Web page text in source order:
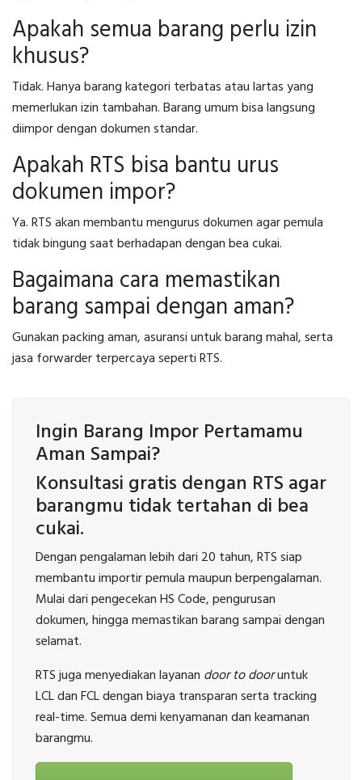
Apakah semua barang perlu izin
khusus?
Tidak. Hanya barang kategori terbatas atau lartas yang
memerlukan izin tambahan. Barang umum bisa langsung
diimpor dengan dokumen standar.
Apakah RTS bisa bantu urus
dokumen impor?
Ya. RTS akan membantu mengurus dokumen agar pemula
tidak bingung saat berhadapan dengan bea cukai.
Bagaimana cara memastikan
barang sampai dengan aman?
Gunakan packing aman, asuransi untuk barang mahal, serta
jasa forwarder terpercaya seperti RTS.
Ingin Barang Impor Pertamamu
Aman Sampai?
Konsultasi gratis dengan RTS agar
barangmu tidak tertahan di bea
cukai.
Dengan pengalaman lebih dari 20 tahun, RTS siap
membantu importir pemula maupun berpengalaman.
Mulai dari pengecekan HS Code, pengurusan
dokumen, hingga memastikan barang sampai dengan
selamat.
RTS juga menyediakan layanan door to dooruntuk
LCL dan FCL dengan biaya transparan serta tracking
real-time. Semua demi kenyamanan dan keamanan
barangmu.